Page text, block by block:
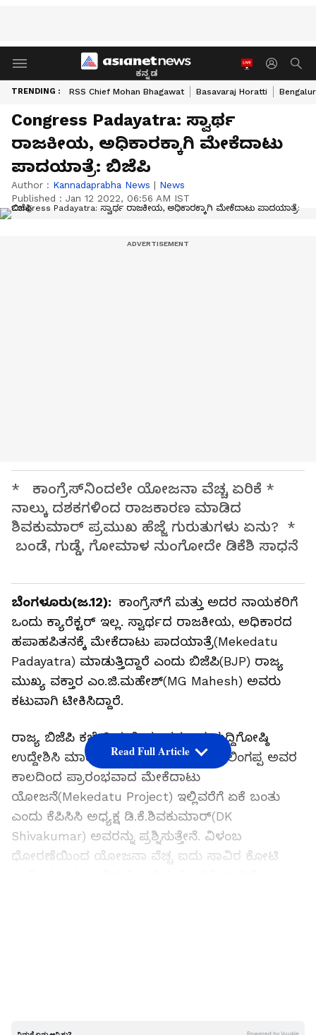
ಕನ್ನಡ
TRENDING : RSS Chief Mohan Bhagawat Basavaraj Horatti
Congress Padayatra: ಸ್ವಾರ್ಥ
ರಾಜಕೀಯ, ಅಧಿಕಾರಕ್ಕಾಗಿ ಮೇಕೆದಾಟು
ಪಾದಯಾತ್ರೆ: ಬಿಜೆಪಿ
Author : Kannadaprabha News | News
Published : Jan 12 2022, 06:56 AM IST
* ಕಾಂಗ್ರೆಸ್‌ನಿಂದಲೇ ಯೋಜನಾ ವೆಚ್ಚ ಏರಿಕೆ *
ನಾಲ್ಕು ದಶಕಗಳಿಂದ ರಾಜಕಾರಣ ಮಾಡಿದ
ಶಿವಕುಮಾರ್‌ ಪ್ರಮುಖ ಹೆಜ್ಜೆ ಗುರುತುಗಳು ಏನು? *
ಬಂಡೆ, ಗುಡ್ಡೆ, ಗೋಮಾಳ ನುಂಗೋದೇ ಡಿಕೆಶಿ ಸಾಧನೆ
ಬೆಂಗಳೂರು(ಜ.12): ಕಾಂಗ್ರೆಸ್‌ಗೆ ಮತ್ತು ಅದರ ನಾಯಕರಿಗೆ
ಒಂದು ಕ್ಯಾರೆಕ್ಟರ್‌ ಇಲ್ಲ. ಸ್ವಾರ್ಥದ ರಾಜಕೀಯ, ಅಧಿಕಾರದ
ಹಪಾಹಪಿತನಕ್ಕೆ ಮೇಕೆದಾಟು ಪಾದಯಾತ್ರೆ(Mekedatu
Padayatra) ಮಾಡುತ್ತಿದ್ದಾರೆ ಎಂದು ಬಿಜೆಪಿ(BJP) ರಾಜ್ಯ
ಮುಖ್ಯ ವಕ್ತಾರ ಎಂ.ಜಿ.ಮಹೇಶ್‌(MG Mahesh) ಅವರು
ಕಟುವಾಗಿ ಟೀಕಿಸಿದ್ದಾರೆ.
ರಾಜ್ಯ ಬಿಜೆಪಿ ಕಚೇರಿಯಲ್ಲಿ ಮಂಗಳವಾರ ಸುದ್ದಿಗೋಷ್ಠಿ
ಉದ್ದೇಶಿಸಿ ಮಾತನಾಡಿದ ಅವರು, ಎಸ್‌.ನಿಂಜಲಿಂಗಪ್ಪ ಅವರ
ಕಾಲದಿಂದ ಪ್ರಾರಂಭವಾದ ಮೇಕೆದಾಟು
ಯೋಜನೆ(Mekedatu Project) ಇಲ್ಲಿವರೆಗೆ ಏಕೆ ಬಂತು
ಎಂದು ಕೆಪಿಸಿಸಿ ಅಧ್ಯಕ್ಷ ಡಿ.ಕೆ.ಶಿವಕುಮಾರ್‌(DK
Shivakumar) ಅವರನ್ನು ಪ್ರಶ್ನಿಸುತ್ತೇನೆ. ವಿಳಂಬ
ಧೋರಣೆಯಿಂದ ಯೋಜನಾ ವೆಚ್ಚ ಐದು ಸಾವಿರ ಕೋಟಿ
Read Full Article